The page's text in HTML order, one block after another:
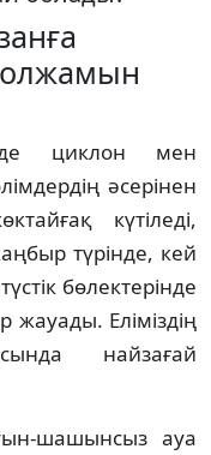
циклон мен
әсерінен
күтіледі,
түрінде, кей
бөлектерінде
жауады. Еліміздің
найзағай
шашынсыз ауа